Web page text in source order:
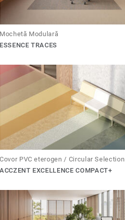
Mochetă Modulară
ESSENCE TRACES
Covor PVC eterogen / Circular Selection
ACCZENT EXCELLENCE COMPACT+